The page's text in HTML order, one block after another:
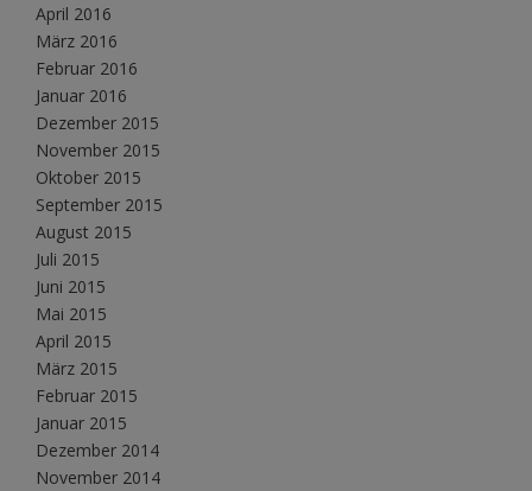
April 2016
März 2016
Februar 2016
Januar 2016
Dezember 2015
November 2015
Oktober 2015
September 2015
August 2015
Juli 2015
Juni 2015
Mai 2015
April 2015
März 2015
Februar 2015
Januar 2015
Dezember 2014
November 2014